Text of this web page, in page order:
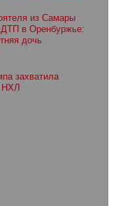
из Самары
ДТП в Оренбуржье:
дочь
захватила
НХЛ